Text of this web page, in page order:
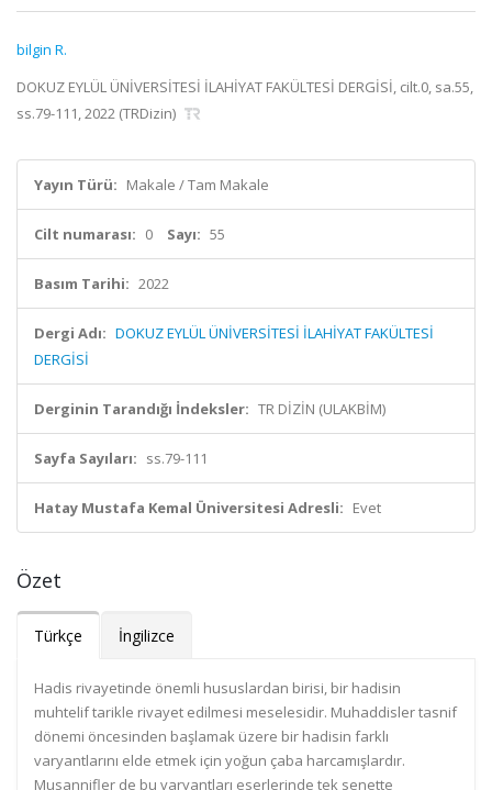
bilgin R.
DOKUZ EYLÜL ÜNİVERSİTESİ İLAHİYAT FAKÜLTESİ DERGİSİ, cilt.0, sa.55,
ss.79-111, 2022 (TRDizin)
Yayın Türü: Makale / Tam Makale
Cilt numarası: 0 Sayı: 55
Basım Tarihi: 2022
Dergi Adı: DOKUZ EYLÜL ÜNİVERSİTESİ İLAHİYAT FAKÜLTESİ
DERGİSİ
Derginin Tarandığı İndeksler: TR DİZİN (ULAKBİM)
Sayfa Sayıları: ss.79-111
Hatay Mustafa Kemal Üniversitesi Adresli: Evet
Özet
Türkçe İngilizce
Hadis rivayetinde önemli hususlardan birisi, bir hadisin
muhtelif tarikle rivayet edilmesi meselesidir. Muhaddisler tasnif
dönemi öncesinden başlamak üzere bir hadisin farklı
varyantlarını elde etmek için yoğun çaba harcamışlardır.
Musannifler de bu varyantları eserlerinde tek senette